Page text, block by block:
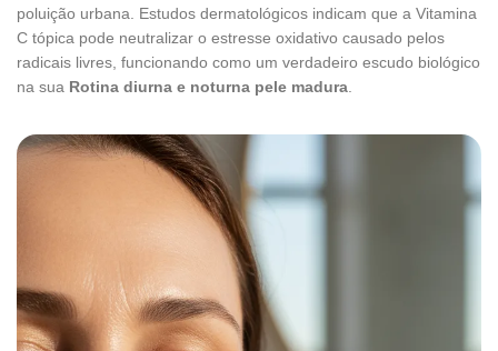
poluição urbana. Estudos dermatológicos indicam que a Vitamina
C tópica pode neutralizar o estresse oxidativo causado pelos
radicais livres, funcionando como um verdadeiro escudo biológico
na sua Rotina diurna e noturna pele madura.